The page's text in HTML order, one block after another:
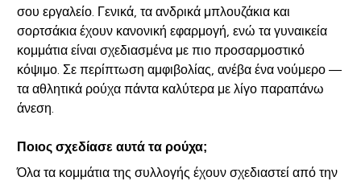
σου εργαλείο. Γενικά, τα ανδρικά μπλουζάκια και
σορτσάκια έχουν κανονική εφαρμογή, ενώ τα γυναικεία
κομμάτια είναι σχεδιασμένα με πιο προσαρμοστικό
κόψιμο. Σε περίπτωση αμφιβολίας, ανέβα ένα νούμερο —
τα αθλητικά ρούχα πάντα καλύτερα με λίγο παραπάνω
άνεση.
Ποιος σχεδίασε αυτά τα ρούχα;
Όλα τα κομμάτια της συλλογής έχουν σχεδιαστεί από την